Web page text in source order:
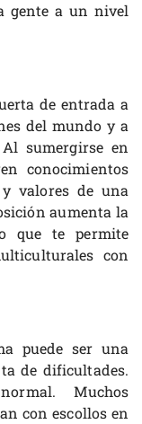
gente a un nivel
de entrada a
del mundo y a
sumergirse en
conocimientos
y valores de una
aumenta la
que te permite
con
puede ser una
de dificultades.
Muchos
con escollos en